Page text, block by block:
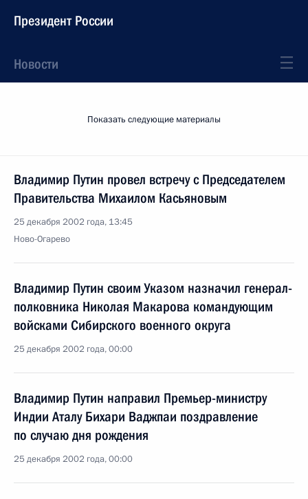
Президент России
Новости
Показать следующие материалы
Владимир Путин провел встречу с Председателем
Правительства Михаилом Касьяновым
25 декабря 2002 года, 13:45
Ново-Огарево
Владимир Путин своим Указом назначил генерал-
полковника Николая Макарова командующим
войсками Сибирского военного округа
25 декабря 2002 года, 00:00
Владимир Путин направил Премьер-министру
Индии Аталу Бихари Ваджпаи поздравление
по случаю дня рождения
25 декабря 2002 года, 00:00